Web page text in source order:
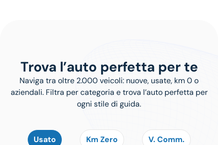
Trova l’auto perfetta per te
Naviga tra oltre 2.000 veicoli: nuove, usate, km 0 o
aziendali. Filtra per categoria e trova l’auto perfetta per
ogni stile di guida.
Usato Km Zero V. Comm.